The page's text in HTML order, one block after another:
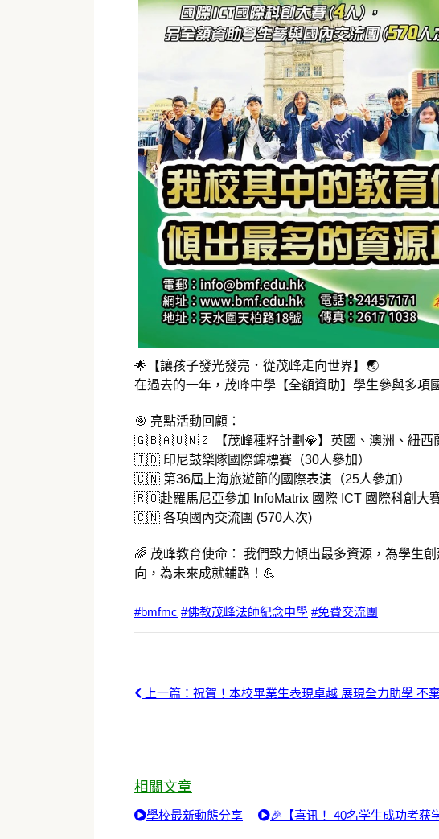
🌟【讓孩子發光發亮．從茂峰走向世界】🌏
在過去的一年，茂峰中學【全額資助】學生參與多項
🎯 亮點活動回顧：
🇬🇧🇦🇺🇳🇿 【茂峰種籽計劃💎】英國、澳洲、紐西蘭
🇮🇩 印尼鼓樂隊國際錦標賽（30人參加）
🇨🇳 第36屆上海旅遊節的國際表演（25人參加）
🇷🇴赴羅馬尼亞參加 InfoMatrix 國際 ICT 國際科創大賽
🇨🇳 各項國內交流團 (570人次)
🌈 茂峰教育使命： 我們致力傾出最多資源，為學生
向，為未來成就鋪路！💪
#bmfmc #佛教茂峰法師紀念中學 #免費交流團
上一篇：祝賀！本校畢業生表現卓越 展現全力助學 不
相關文章
學校最新動態分享 🎉【喜讯！ 40名学生成功考获